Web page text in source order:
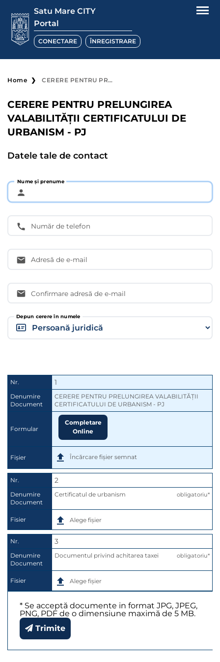
Satu Mare CITY
Portal
CONECTARE ÎNREGISTRARE
Home CERERE PENTRU PRELUNGIREA VALABILITĂȚII CERTIFICATULUI DE URBANISM - PJ
CERERE PENTRU PRELUNGIREA
VALABILITĂȚII CERTIFICATULUI DE
URBANISM - PJ
Datele tale de contact
Nume și prenume
Număr de telefon
Adresă de e-mail
Confirmare adresă de e-mail
Depun cerere în numele
Nr. 1
Denumire
Document
CERERE PENTRU PRELUNGIREA VALABILITĂȚII
CERTIFICATULUI DE URBANISM - PJ
Formular
Completare
Online
Fișier Încărcare fișier semnat
Nr. 2
Denumire
Document
obligatoriu*
Certificatul de urbanism
Fisier Alege fișier
Nr. 3
Denumire
Document
obligatoriu*
Documentul privind achitarea taxei
Fisier Alege fișier
* Se acceptă documente in format JPG, JPEG,
PNG, PDF de o dimensiune maximă de 5 MB.
Trimite